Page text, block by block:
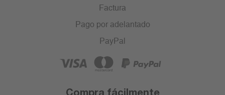
Factura
Pago por adelantado
PayPal
Compra fácilmente